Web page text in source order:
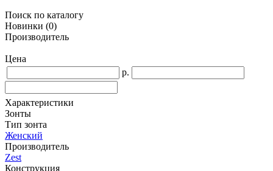
Поиск по каталогу
Новинки (0)
Производитель
Цена
р.
Характеристики
Зонты
Тип зонта
Женский
Производитель
Zest
Конструкция